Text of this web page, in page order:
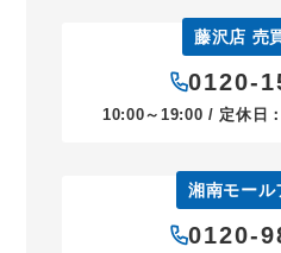
藤沢店 売
0120-
10:00～19:00 / 定休日
湘南モール
0120-